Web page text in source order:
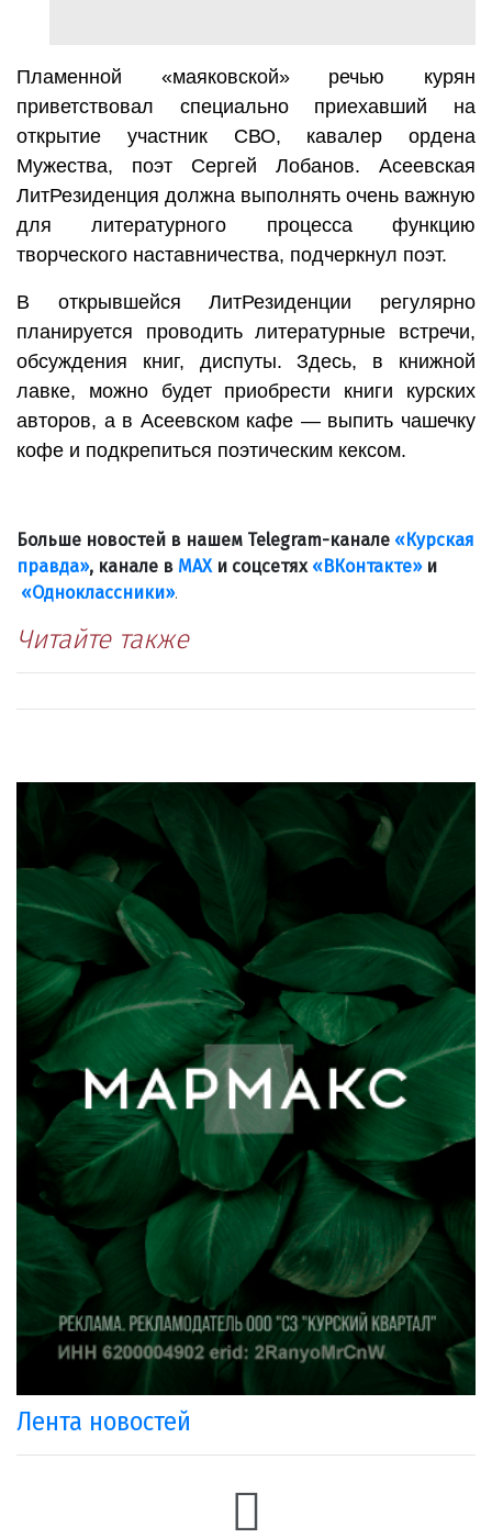
Пламенной «маяковской» речью курян
приветствовал специально приехавший на
открытие участник СВО, кавалер ордена
Мужества, поэт Сергей Лобанов. Асеевская
ЛитРезиденция должна выполнять очень важную
для литературного процесса функцию
творческого наставничества, подчеркнул поэт.
В открывшейся ЛитРезиденции регулярно
планируется проводить литературные встречи,
обсуждения книг, диспуты. Здесь, в книжной
лавке, можно будет приобрести книги курских
авторов, а в Асеевском кафе — выпить чашечку
кофе и подкрепиться поэтическим кексом.
Больше новостей в нашем Telegram-канале «Курская
правда», канале в МАХи соцсетях «ВКонтакте»и
«Одноклассники».
Читайте также
Лента новостей